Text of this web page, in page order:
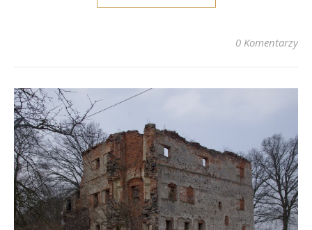
0 Komentarzy